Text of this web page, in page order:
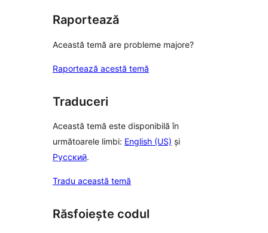
Raportează
Această temă are probleme majore?
Raportează acestă temă
Traduceri
Această temă este disponibilă în
următoarele limbi: English (US) și
Русский.
Tradu această temă
Răsfoiește codul